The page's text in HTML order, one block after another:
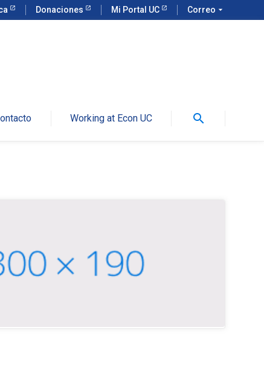
Donaciones Mi Portal UC Correo arrow_drop_down
Working at Econ UC search